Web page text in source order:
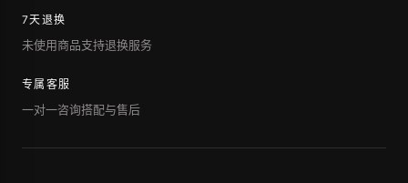
7天退换
未使用商品支持退换服务
专属客服
一对一咨询搭配与售后